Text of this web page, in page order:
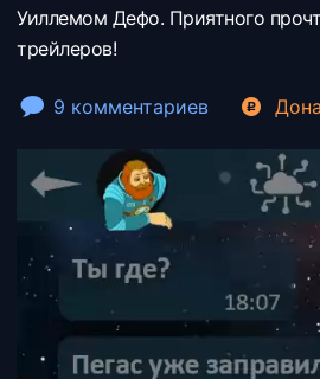
Уиллемом Дефо. Приятного
трейлеров!
9 комментариев